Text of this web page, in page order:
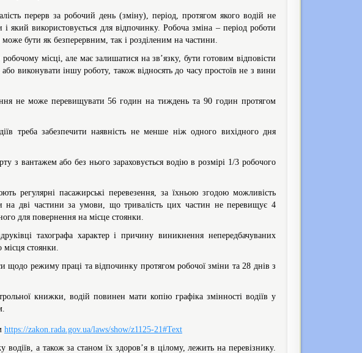
перерв за робочий день (зміну), період, протягом якого водій не
який використовується для відпочинку. Робоча зміна – період роботи
може бути як безперервним, так і розділеним на частини.
місці, але має залишатися на зв’язку, бути готовим відповісти
виконувати іншу роботу, також відносять до часу простоїв не з вини
не може перевищувати 56 годин на тиждень та 90 годин протягом
треба забезпечити наявність не менше ніж одного вихідного дня
з вантажем або без нього зараховується водію в розмірі 1/3 робочого
регулярні пасажирські перевезення, за їхньою згодою можливість
на дві частини за умови, що тривалість цих частин не перевищує 4
для повернення на місце стоянки.
тахографа характер і причину виникнення непередбачуваних
стоянки.
щодо режиму праці та відпочинку протягом робочої зміни та 28 днів з
книжки, водій повинен мати копію графіка змінності водіїв у
https://zakon.rada.gov.ua/laws/show/z1125-21#Text
а також за станом їх здоров’я в цілому, лежить на перевізнику.